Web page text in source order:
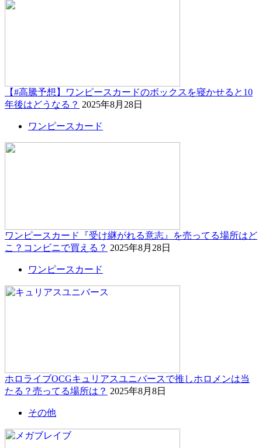
【#高騰予想】ワンピースカードのボックスを寝かせると10
年後はどうなる？ 2025年8月28日
ワンピースカード
ワンピースカード『受け継がれる意志』を売ってる場所はど
こ？コンビニで買える？ 2025年8月28日
ワンピースカード
ホロライブOCGキュリアスユニバースで推しホロメンは当
たる？売ってる場所は？ 2025年8月8日
その他